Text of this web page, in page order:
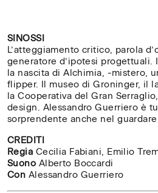
SINOSSI
L’atteggiamento critico, parola
generatore d’ipotesi progettuali.
la nascita di Alchimia, -mistero,
flipper. Il museo di Groninger, il
la Cooperativa del Gran
design. Alessandro Guerriero è
sorprendente anche nel
CREDITI
Regia Cecilia Fabiani, Emilio
Suono Alberto Boccardi
Con Alessandro Guerriero